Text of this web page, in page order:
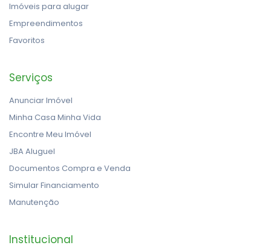
Imóveis para alugar
Empreendimentos
Favoritos
Serviços
Anunciar Imóvel
Minha Casa Minha Vida
Encontre Meu Imóvel
JBA Aluguel
Documentos Compra e Venda
Simular Financiamento
Manutenção
Institucional